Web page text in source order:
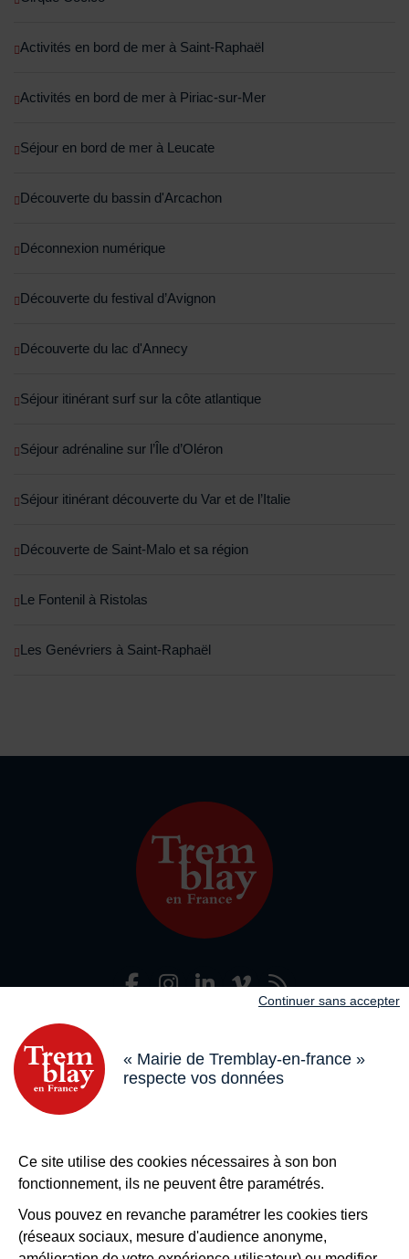
« Mairie de Tremblay-en-france »
respecte vos données
Ce site utilise des cookies nécessaires à son bon
fonctionnement, ils ne peuvent être paramétrés.
Vous pouvez en revanche paramétrer les cookies tiers
(réseaux sociaux, mesure d'audience anonyme,
Continuer sans accepter
Activités en bord de mer à Saint-Raphaël
Activités en bord de mer à Piriac-sur-Mer
Séjour en bord de mer à Leucate
Découverte du bassin d'Arcachon
Déconnexion numérique
Découverte du festival d’Avignon
Découverte du lac d'Annecy
Séjour itinérant surf sur la côte atlantique
Séjour adrénaline sur l’Île d’Oléron
Séjour itinérant découverte du Var et de l’Italie
Découverte de Saint-Malo et sa région
Le Fontenil à Ristolas
Les Genévriers à Saint-Raphaël
Nous suivre
Facebook
InstagramLinkedIn
Adresse dans le pied de page
18 boulevard de l’Hôtel de Ville, 93290 Tremblay-en-France
Horaires
Du lundi au vendredi de 8h30 à 12h et de 13h à 17h
Le samedi de 8h30 à 12h
Bouton contacterNous contacter
Plus deTremblay !
S’inscrire à la newsletter